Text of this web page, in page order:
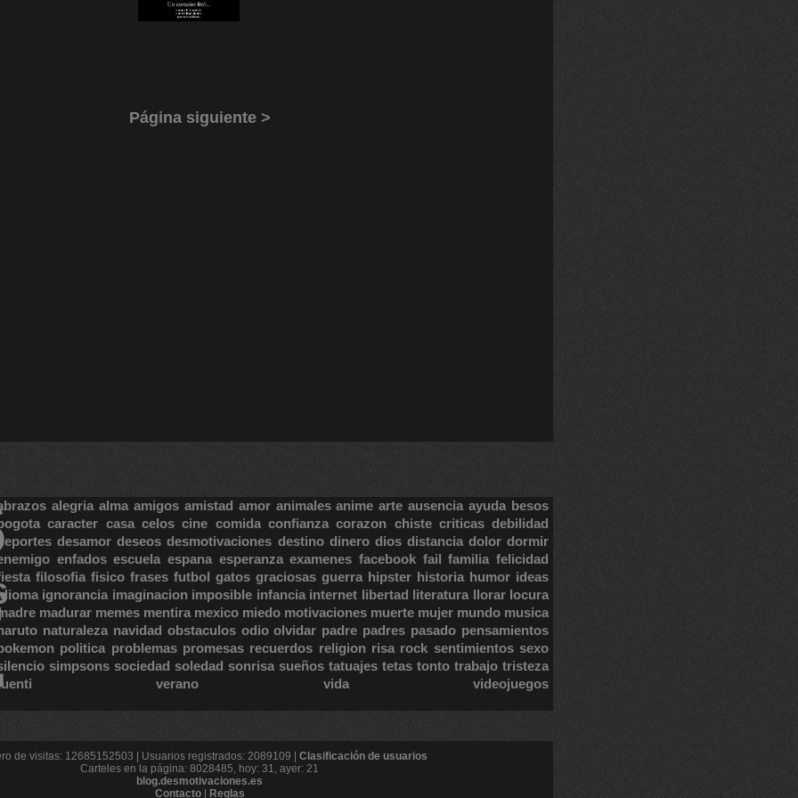
Página siguiente >
alegria alma amigos amistad amor animales anime arte ausencia ayuda besos
caracter casa celos cine comida confianza corazon chiste criticas debilidad
desamor deseos desmotivaciones destino dinero dios distancia dolor dormir
enfados escuela espana esperanza examenes facebook fail familia felicidad
filosofia fisico frases futbol gatos graciosas guerra hipster historia humor ideas
ignorancia imaginacion imposible infancia internet libertad literatura llorar locura
madurar memes mentira mexico miedo motivaciones muerte mujer mundo musica
naturaleza navidad obstaculos odio olvidar padre padres pasado pensamientos
politica problemas promesas recuerdos religion risa rock sentimientos sexo
simpsons sociedad soledad sonrisa sueños tatuajes tetas tonto trabajo tristeza
verano vida videojuegos
de visitas: 12685152503 | Usuarios registrados: 2089109 | Clasificación de usuarios
Carteles en la página: 8028485, hoy: 31, ayer: 21
blog.desmotivaciones.es
Contacto| Reglas